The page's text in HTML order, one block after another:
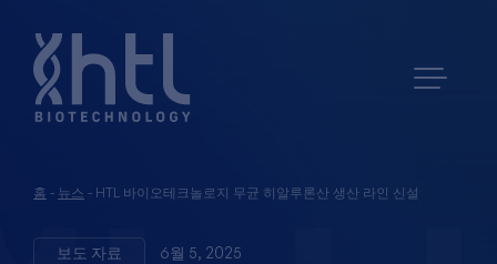
홈 - 뉴스 - HTL 바이오테크놀로지 무균 히알루론산 생산 라인 신설
보도 자료 6월 5, 2025